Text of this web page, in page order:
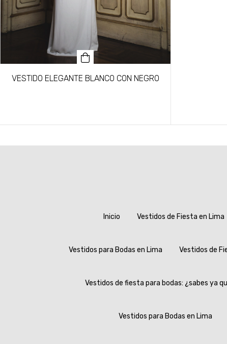
VESTIDO ELEGANTE BLANCO CON NEGRO
Inicio Vestidos de Fiesta en Lima
Vestidos para Bodas en Lima Vestidos de
Vestidos de fiesta para bodas: ¿sabes ya
Vestidos para Bodas en Lima